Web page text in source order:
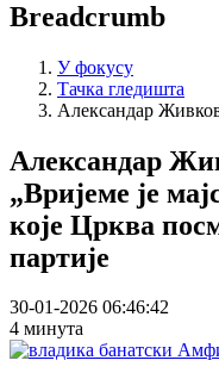
Breadcrumb
У фокусу
Тачка гледишта
Александар
Александар
„Вријеме је
које Црква
партије
30-01-2026 06:46:42
4 минута